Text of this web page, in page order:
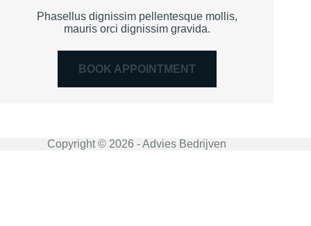
Phasellus dignissim pellentesque mollis,
mauris orci dignissim gravida.
BOOK APPOINTMENT
Copyright © 2026 - Advies Bedrijven